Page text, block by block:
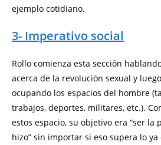
ejemplo cotidiano.
3- Imperativo social
Rollo comienza esta sección
acerca de la revolución sexual y
ocupando los espacios del hombre
trabajos, deportes, militares, etc.).
estos espacio, su objetivo era “ser
hizo” sin importar si eso supera lo